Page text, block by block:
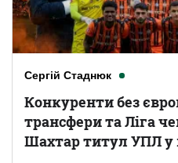
Сергій Стаднюк
Конкуренти без
трансфери та Ліга
Шахтар титул УПЛ у